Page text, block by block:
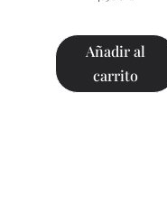
Añadir al
carrito